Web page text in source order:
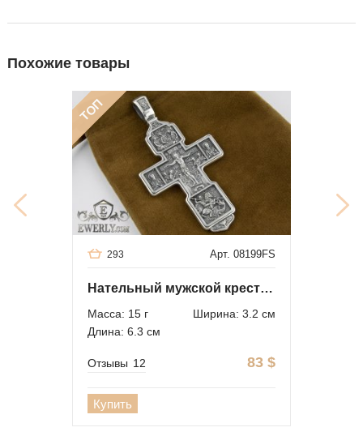
Похожие товары
ТОП
Арт. 08199FS
293
Нательный мужской крест с чернением
Масса: 15 г
Ширина: 3.2 см
Длина: 6.3 см
83 $
Отзывы 12
Купить